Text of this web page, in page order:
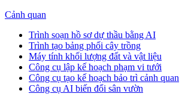
Cảnh quan
Trình soạn hồ sơ dự thầu bằng AI
Trình tạo bảng phối cây trồng
Máy tính khối lượng đất và vật liệu
Công cụ lập kế hoạch phạm vi tưới
Công cụ tạo kế hoạch bảo trì cảnh quan
Công cụ AI biến đổi sân vườn